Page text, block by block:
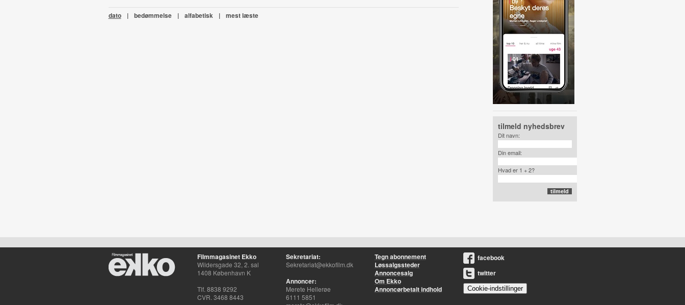
dato | bedømmelse | alfabetisk | mest læste
tilmeld nyhedsbrev
Dit navn:
Din email:
Hvad er 1 + 2?
Filmmagasinet Ekko
Wildersgade 32, 2. sal
1408 København K
Tlf. 8838 9292
CVR. 3468 8443
Sekretariat:
Sekretariat@ekkofilm.dk
Annoncer:
Merete Hellerøe
6111 5851
Tegn abonnement
Løssalgssteder
Annoncesalg
Om Ekko
Annoncørbetalt indhold
facebook
twitter
Cookie-indstillinger